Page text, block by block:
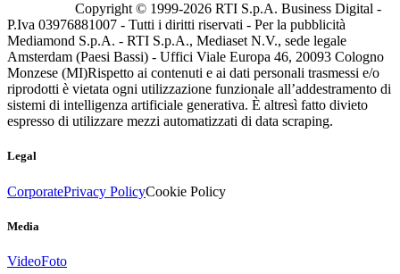
Copyright © 1999-2026 RTI S.p.A. Business Digital -
P.Iva 03976881007 - Tutti i diritti riservati - Per la pubblicità
Mediamond S.p.A. - RTI S.p.A., Mediaset N.V., sede legale
Amsterdam (Paesi Bassi) - Uffici Viale Europa 46, 20093 Cologno
Monzese (MI)Rispetto ai contenuti e ai dati personali trasmessi e/o
riprodotti è vietata ogni utilizzazione funzionale all’addestramento di
sistemi di intelligenza artificiale generativa. È altresì fatto divieto
espresso di utilizzare mezzi automatizzati di data scraping.
Legal
CorporatePrivacy PolicyCookie Policy
Media
VideoFoto